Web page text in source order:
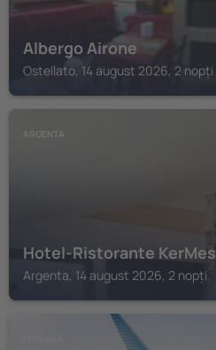
Albergo Airone
Ostellato, 14 august 2026, 2 nopți
ARGENTA
Hotel-Ristorante KerMes
Argenta, 14 august 2026, 2 nopți